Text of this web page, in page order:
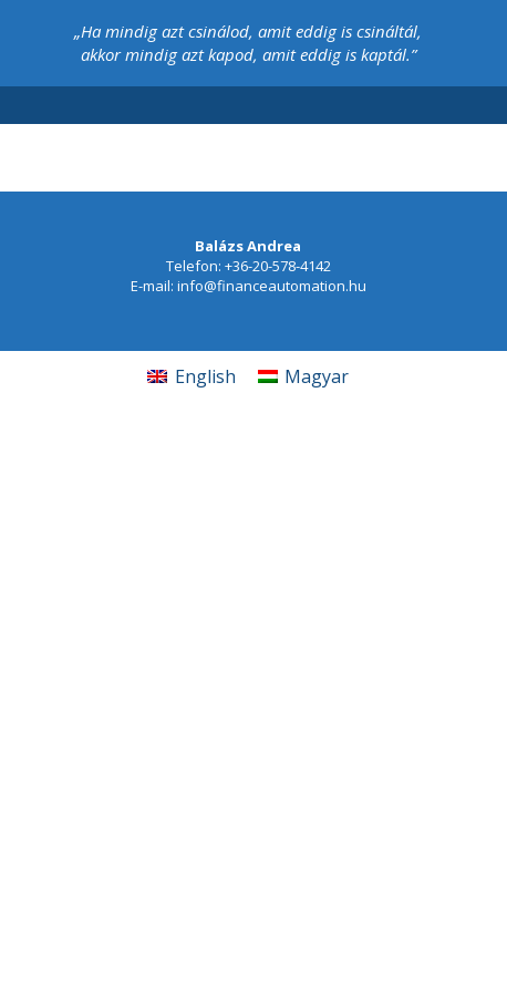
„Ha mindig azt csinálod, amit eddig is csináltál,
akkor mindig azt kapod, amit eddig is kaptál.”
alatt.
Balázs Andrea
Telefon: +36-20-578-4142
E-mail: info@financeautomation.hu
English Magyar